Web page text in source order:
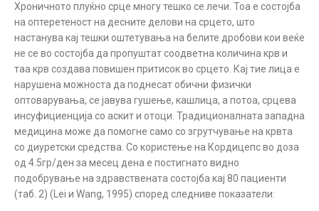
Хроничното плуќно срце многу тешко се лечи. Тоа е состојба
на оптеретеност на десните делови на срцето, што
настанува кај тешки оштетувања на белите дробови кои веќе
не се во состојба да пропуштат соодветна количина крв и
таа крв создава повишен притисок во срцето. Кај тие лица е
нарушена можноста да поднесат обични физички
оптоварувања, се јавува гушење, кашлица, а потоа, срцева
инсуфициенција со аскит и отоци. Традиционалната западна
медицина може да помогне само со згрутчување на крвта
со диуретски средства. Со користење на Кордицепс во доза
од 4.5гр/ден за месец дена е постигнато видно
подобрување на здравствената состојба кај 80 пациенти
(таб. 2) (Lei и Wang, 1995) според следниве показатели: